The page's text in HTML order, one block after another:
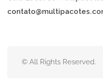
© All Rights Reserved.